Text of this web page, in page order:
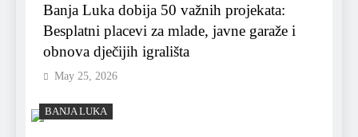
Banja Luka dobija 50 važnih projekata:
Besplatni placevi za mlade, javne garaže i
obnova dječijih igrališta
May 25, 2026
BANJA LUKA